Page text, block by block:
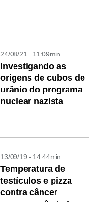
24/08/21 - 11:09min
Investigando as
origens de cubos de
urânio do programa
nuclear nazista
13/09/19 - 14:44min
Temperatura de
testículos e pizza
contra câncer